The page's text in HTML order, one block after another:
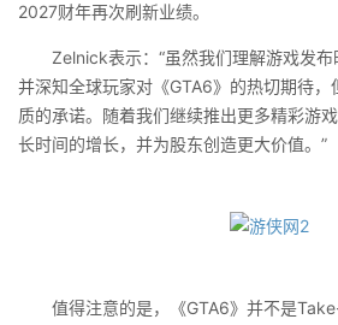
2027财年再次刷新业绩。
Zelnick表示：“虽然我们理解游戏发布
并深知全球玩家对《GTA6》的热切期待，
质的承诺。随着我们继续推出更多精彩游
长时间的增长，并为股东创造更大价值。”
值得注意的是，《GTA6》并不是